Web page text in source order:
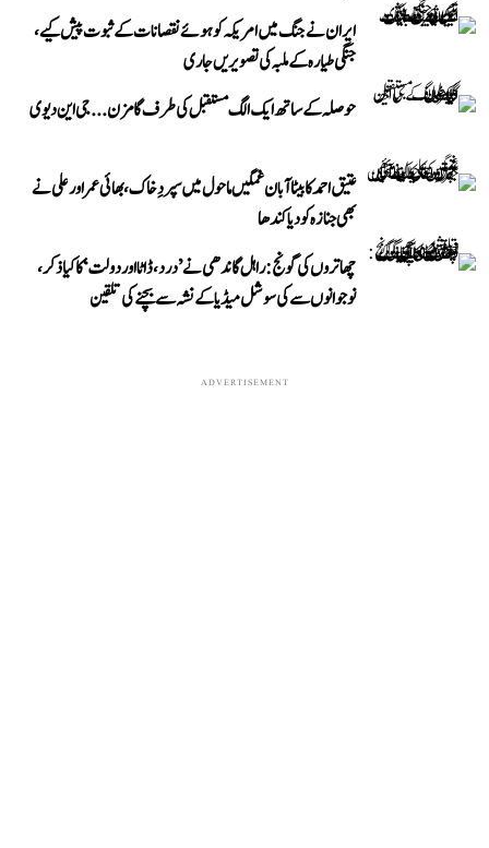
ایران نے جنگ میں امریکہ کو ہوئے نقصانات کے ثبوت پیش کیے،
جنگی طیارہ کے ملبہ کی تصویریں جاری
حوصلہ کے ساتھ ایک الگ مستقبل کی طرف گامزن... جی این دیوی
عتیق احمد کا بیٹا آبان غمگین ماحول میں سپردِ خاک، بھائی عمر اور علی نے
بھی جنازہ کو دیا کندھا
چھاتروں کی گونج: راہل گاندھی نے ’درد، ڈاٹا اور دولت‘ کا کیا ذکر،
نوجوانوں سے کی سوشل میڈیا کے نشہ سے بچنے کی تلقین
ADVERTISEMENT